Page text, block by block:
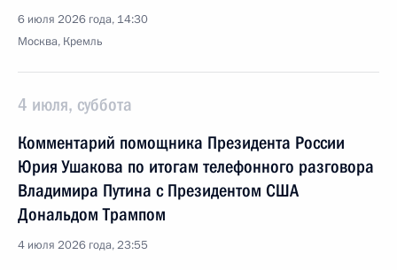
6 июля 2026 года, 14:30
Москва, Кремль
4 июля, суббота
Комментарий помощника Президента России
Юрия Ушакова по итогам телефонного разговора
Владимира Путина с Президентом США
Дональдом Трампом
4 июля 2026 года, 23:55